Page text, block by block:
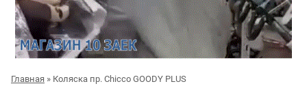
Главная » Коляска пр. Chicco GOODY PLUS